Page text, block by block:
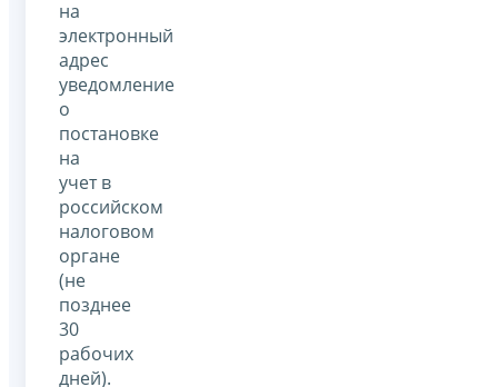
на
электронный
адрес
уведомление
о
постановке
на
учет в
российском
налоговом
органе
(не
позднее
30
рабочих
дней).